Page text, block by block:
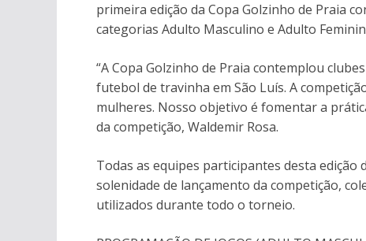
primeira edição da Copa Golzinho de Praia
categorias Adulto Masculino e Adulto
“A Copa Golzinho de Praia contemplou
futebol de travinha em São Luís. A
mulheres. Nosso objetivo é fomentar a
da competição, Waldemir Rosa.
Todas as equipes participantes desta edição
solenidade de lançamento da competição,
utilizados durante todo o torneio.